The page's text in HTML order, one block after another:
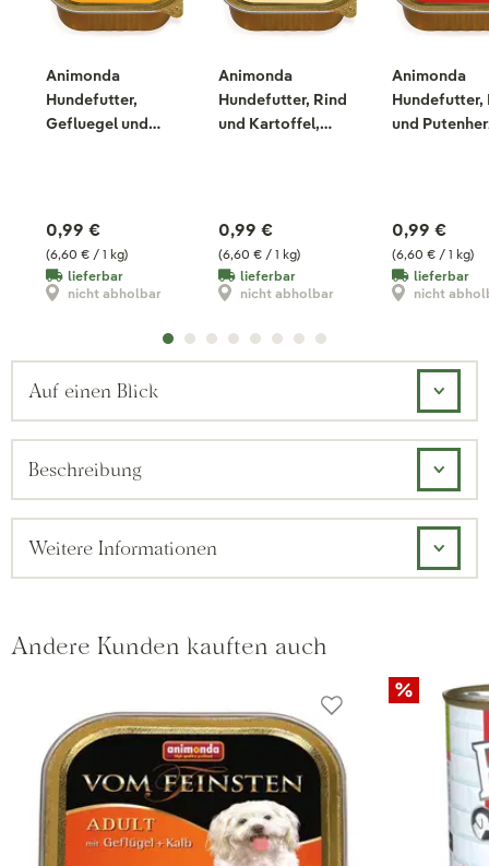
Animonda
Hundefutter,
Gefluegel und
(6,60 € / 1 kg)
0,99 €
lieferbar
nicht abholbar
Animonda
Hundefutter, Rind
und Kartoffel,
(6,60 € / 1 kg)
0,99 €
lieferbar
nicht abholbar
Animonda
Hundefutter,
und
(6,60 € / 1 kg)
0,99 €
lieferbar
nicht
Auf einen Blick
Beschreibung
Weitere Informationen
Andere Kunden kauften auch